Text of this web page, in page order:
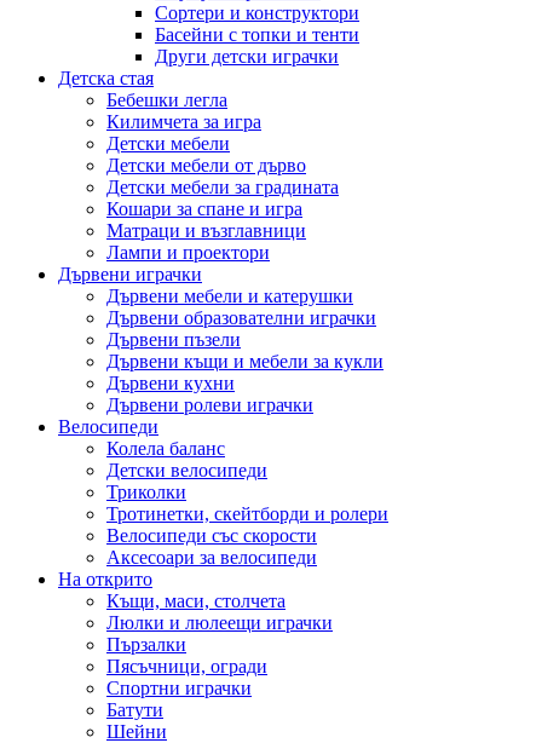
Сортери и конструктори
Басейни с топки и тенти
Други детски играчки
Детска стая
Бебешки легла
Килимчета за игра
Детски мебели
Детски мебели от дърво
Детски мебели за градината
Кошари за спане и игра
Матраци и възглавници
Лампи и проектори
Дървени играчки
Дървени мебели и катерушки
Дървени образователни играчки
Дървени пъзели
Дървени къщи и мебели за кукли
Дървени кухни
Дървени ролеви играчки
Велосипеди
Колела баланс
Детски велосипеди
Триколки
Тротинетки, скейтборди и ролери
Велосипеди със скорости
Аксесоари за велосипеди
На открито
Къщи, маси, столчета
Люлки и люлеещи играчки
Пързалки
Пясъчници, огради
Спортни играчки
Батути
Шейни